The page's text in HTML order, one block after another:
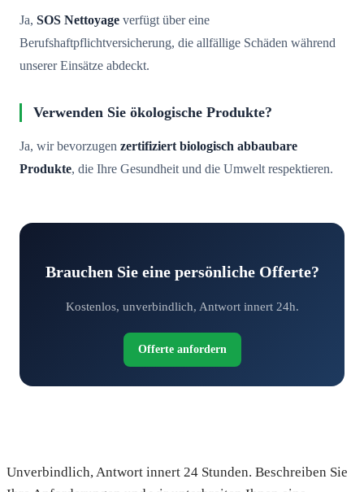
Ja, SOS Nettoyage verfügt über eine
Berufshaftpflichtversicherung, die allfällige Schäden während
unserer Einsätze abdeckt.
Verwenden Sie ökologische Produkte?
Ja, wir bevorzugen zertifiziert biologisch abbaubare
Produkte, die Ihre Gesundheit und die Umwelt respektieren.
Brauchen Sie eine persönliche Offerte?
Kostenlos, unverbindlich, Antwort innert 24h.
Offerte anfordern
Unverbindlich, Antwort innert 24 Stunden. Beschreiben Sie